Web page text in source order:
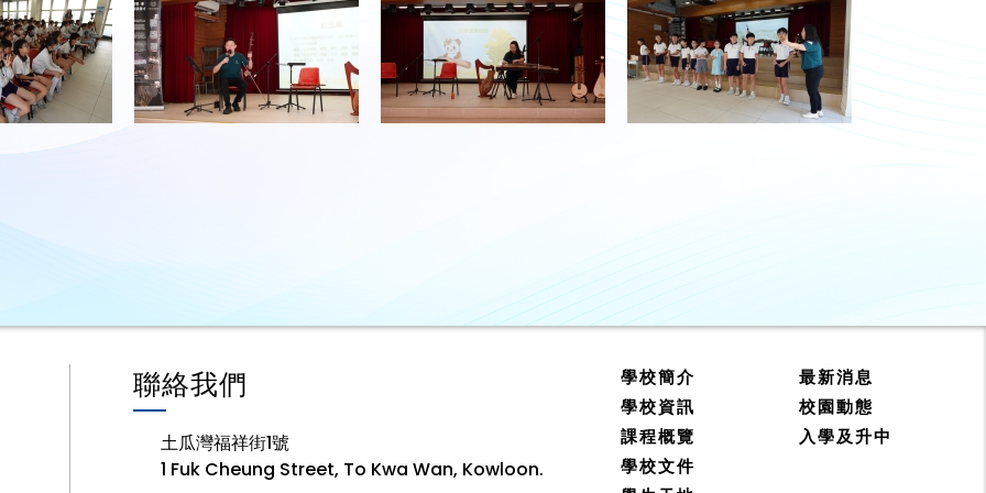
聯絡我們
土瓜灣福祥街1號
1 Fuk Cheung Street, To Kwa Wan, Kowloon.
學校簡介
學校資訊
課程概覽
學校文件
最新消息
校園動態
入學及升中